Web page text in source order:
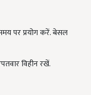
पर प्रयोग करें. बेसल
विहीन रखें.